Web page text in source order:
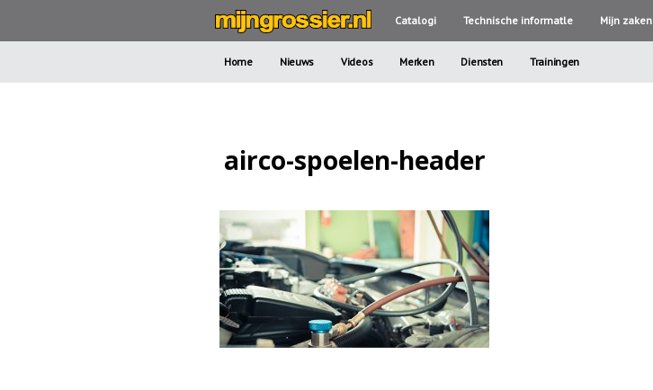
Catalogi Technische informatle Mijn zaken
Home Nieuws Videos Merken Diensten Trainingen
airco-spoelen-header